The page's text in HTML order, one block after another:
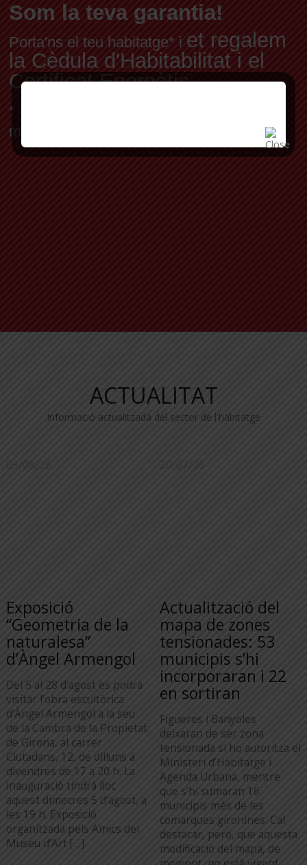
Som la teva garantia!
Porta'ns el teu habitatge* i et regalem
la Cèdula d'Habitabilitat i el
Certificat Energètic
* Per habitatge en exclusiva, a preu de
mercat fixat pels nostres professionals
ACTUALITAT
Informació actualitzada del sector de l'habitatge
05/08/26
Exposició
“Geometria de la
naturalesa”
d’Àngel Armengol
Del 5 al 28 d’agost es podrà
visitar l’obra escultòrica
d’Àngel Armengol a la seu
de la Cambra de la Propietat
de Girona, al carrer
Ciutadans, 12, de dilluns a
divendres de 17 a 20 h. La
inauguració tindrà lloc
aquest dimecres 5 d’agost, a
les 19 h. Exposició
organitzada pels Amics del
Museu d’Art […]
30/07/26
Actualització del
mapa de zones
tensionades: 53
municipis s’hi
incorporaran i 22
en sortiran
Figueres i Banyoles
deixaran de ser zona
tensionada si ho autoritza el
Ministeri d’Habitatge i
Agenda Urbana, mentre
que s’hi sumaran 16
municipis més de les
comarques gironines. Cal
destacar, però, que aquesta
modificació del mapa, de